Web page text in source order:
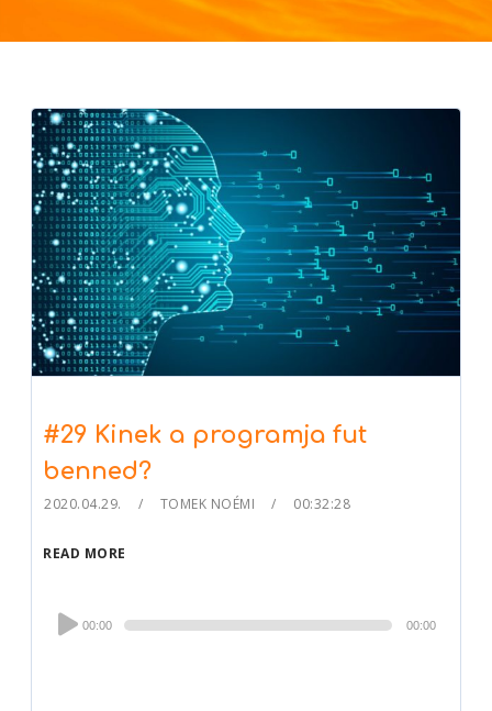
#29 Kinek a programja fut
benned?
2020.04.29. TOMEK NOÉMI 00:32:28
READ MORE
Audio
Player
00:00 00:00